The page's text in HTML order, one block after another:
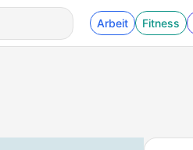
Arbeit Fitness